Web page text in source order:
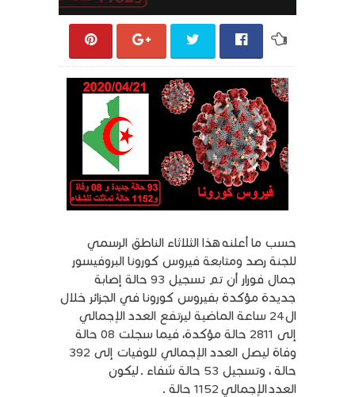
حسب ما أعلنههذا الثلاثاء الناطق الرسمي
للجنة رصد ومتابعة فيروس كورونا البروفيسور
جمال فورار أن تم تسجيل 93 حالة إصابة
جديدة مؤكدة بفيروس كورونا في الجزائر خلال
ال24 ساعة الماضية ليرتفع العدد الإجمالي
إلى 2811 حالة مؤكدة، فيما سجلت 08 حالة
وفاة ليصل العدد الإجمالي للوفيات إلى 392
حالة ، وتسجيل 53 حالة شفاء . ليكون
العددالإجمالي